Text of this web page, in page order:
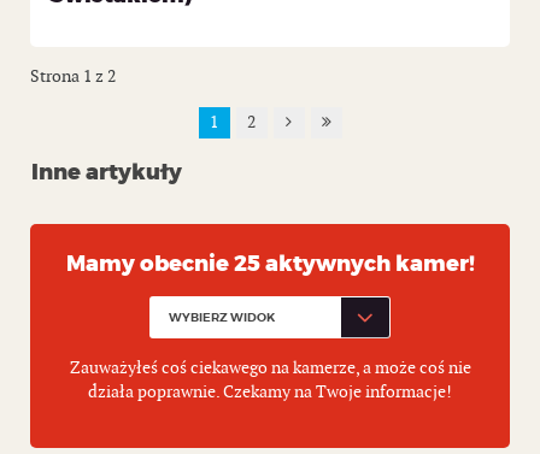
Strona 1 z 2
1 2
Inne artykuły
Mamy obecnie 25 aktywnych kamer!
Zauważyłeś coś ciekawego na kamerze, a może coś nie
działa poprawnie. Czekamy na Twoje informacje!